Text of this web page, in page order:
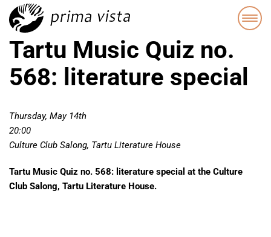
Tartu Music Quiz no.
568: literature special
Thursday, May 14th
20:00
Culture Club Salong, Tartu Literature House
Tartu Music Quiz no. 568: literature special at the Culture
Club Salong, Tartu Literature House.